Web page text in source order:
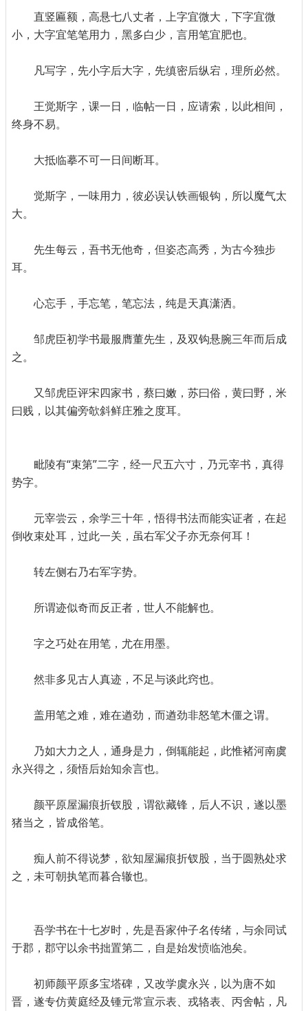
直竖匾额，高悬七八丈者，上字宜微大，下字宜微
小，大字宜笔笔用力，黑多白少，言用笔宜肥也。
凡写字，先小字后大字，先缜密后纵宕，理所必然。
王觉斯字，课一日，临帖一日，应请索，以此相间，
终身不易。
大抵临摹不可一日间断耳。
觉斯字，一味用力，彼必误认铁画银钩，所以魔气太
大。
先生每云，吾书无他奇，但姿态高秀，为古今独步
耳。
心忘手，手忘笔，笔忘法，纯是天真潇洒。
邹虎臣初学书最服膺董先生，及双钩悬腕三年而后成
之。
又邹虎臣评宋四家书，蔡曰嫩，苏曰俗，黄曰野，米
曰贱，以其偏旁欹斜鲜庄雅之度耳。
毗陵有“束第”二字，经一尺五六寸，乃元宰书，真得
势字。
元宰尝云，余学三十年，悟得书法而能实证者，在起
倒收束处耳，过此一关，虽右军父子亦无奈何耳！
转左侧右乃右军字势。
所谓迹似奇而反正者，世人不能解也。
字之巧处在用笔，尤在用墨。
然非多见古人真迹，不足与谈此窍也。
盖用笔之难，难在遒劲，而遒劲非怒笔木僵之谓。
乃如大力之人，通身是力，倒辄能起，此惟褚河南虞
永兴得之，须悟后始知余言也。
颜平原屋漏痕折钗股，谓欲藏锋，后人不识，遂以墨
猪当之，皆成俗笔。
痴人前不得说梦，欲知屋漏痕折钗股，当于圆熟处求
之，未可朝执笔而暮合辙也。
吾学书在十七岁时，先是吾家仲子名传绪，与余同试
于郡，郡守以余书拙置第二，自是始发愤临池矣。
初师颜平原多宝塔碑，又改学虞永兴，以为唐不如
晋，遂专仿黄庭经及锺元常宣示表、戎辂表、丙舍帖，凡